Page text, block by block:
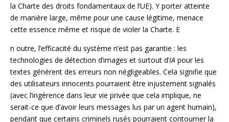
la Charte des droits fondamentaux de l’UE). Y porter atteinte
de manière large, même pour une cause légitime, menace
cette essence même et risque de violer la Charte. E
n outre, l’efficacité du système n’est pas garantie : les
technologies de détection d’images et surtout d’IA pour les
textes génèrent des erreurs non négligeables. Cela signifie que
des utilisateurs innocents pourraient être injustement signalés
(avec l’ingérence dans leur vie privée que cela implique, ne
serait-ce que d’avoir leurs messages lus par un agent humain),
pendant que certains criminels rusés pourraient contourner la